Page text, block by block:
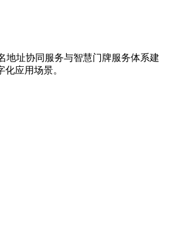
地址协同服务与智慧门牌服务体系建
应用场景。